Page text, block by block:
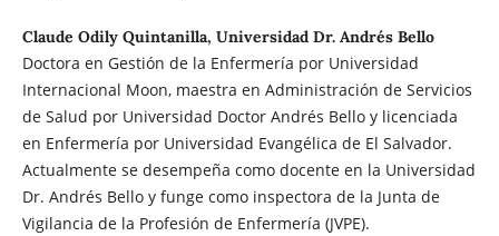
Claude Odily Quintanilla, Universidad Dr. Andrés Bello
Doctora en Gestión de la Enfermería por Universidad
Internacional Moon, maestra en Administración de Servicios
de Salud por Universidad Doctor Andrés Bello y licenciada
en Enfermería por Universidad Evangélica de El Salvador.
Actualmente se desempeña como docente en la Universidad
Dr. Andrés Bello y funge como inspectora de la Junta de
Vigilancia de la Profesión de Enfermería (JVPE).